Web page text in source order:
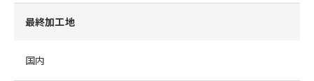
最終加工地
国内